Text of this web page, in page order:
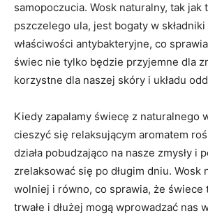
⁢samopoczucia. Wosk naturalny, tak jak
pszczelego ula, ‌jest bogaty w
⁢właściwości antybakteryjne,⁣ co
świec nie tylko będzie ‌przyjemne dla
korzystne⁣ dla naszej skóry i układu
Kiedy zapalamy świecę ‍z naturalnego⁤
cieszyć się relaksującym aromatem
działa pobudzająco na nasze zmysły i
zrelaksować się⁤ po długim dniu. Wosk
wolniej i równo, co sprawia, ​że świece
trwałe i⁣ dłużej mogą wprowadzać nas